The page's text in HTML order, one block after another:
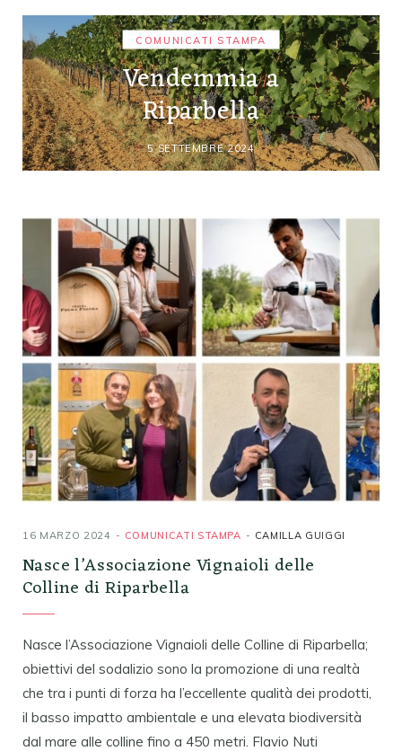
COMUNICATI STAMPA
Vendemmia a
Riparbella
5 SETTEMBRE 2024
16 MARZO 2024 COMUNICATI STAMPA CAMILLA GUIGGI
Nasce l’Associazione Vignaioli delle
Colline di Riparbella
Nasce l’Associazione Vignaioli delle Colline di Riparbella;
obiettivi del sodalizio sono la promozione di una realtà
che tra i punti di forza ha l’eccellente qualità dei prodotti,
il basso impatto ambientale e una elevata biodiversità
dal mare alle colline fino a 450 metri. Flavio Nuti